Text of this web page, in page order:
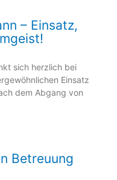
– Einsatz,
sich herzlich bei
Einsatz
dem Abgang von
Betreuung